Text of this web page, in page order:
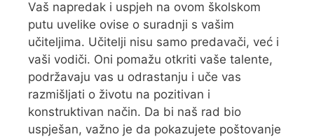
Vaš napredak i uspjeh na ovom školskom
putu uvelike ovise o suradnji s vašim
učiteljima. Učitelji nisu samo predavači, već i
vaši vodiči. Oni pomažu otkriti vaše talente,
podržavaju vas u odrastanju i uče vas
razmišljati o životu na pozitivan i
konstruktivan način. Da bi naš rad bio
uspješan, važno je da pokazujete poštovanje